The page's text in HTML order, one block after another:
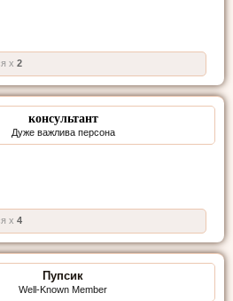
x 2
консультант
Дуже важлива персона
x 4
Пупсик
Well-Known Member